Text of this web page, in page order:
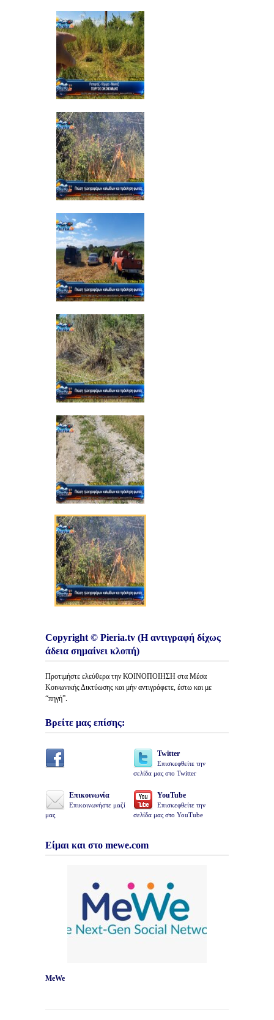
Copyright © Pieria.tv (Η αντιγραφή δίχως
άδεια σημαίνει κλοπή)
Προτιμήστε ελεύθερα την ΚΟΙΝΟΠΟΙΗΣΗ στα Μέσα
Κοινωνικής Δικτύωσης και μήν αντιγράφετε, έστω και με
“πηγή”.
Βρείτε μας επίσης:
Twitter
Επισκεφθείτε την
σελίδα μας στο Twitter
Επικοινωνία
Επικοινωνήστε μαζί
μας
YouTube
Επισκεφθείτε την
σελίδα μας στο YouTube
Είμαι και στο mewe.com
MeWe